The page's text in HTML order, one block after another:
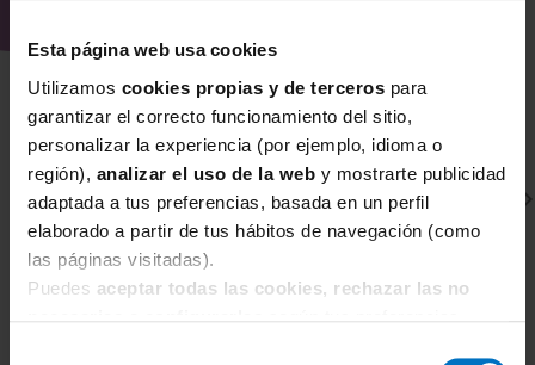
Esta página web usa cookies
Utilizamos cookies propias y de terceros para
garantizar el correcto funcionamiento del sitio,
personalizar la experiencia (por ejemplo, idioma o
región), analizar el uso de la web y mostrarte publicidad
adaptada a tus preferencias, basada en un perfil
elaborado a partir de tus hábitos de navegación (como
las páginas visitadas).
Puedes aceptar todas las cookies, rechazar las no